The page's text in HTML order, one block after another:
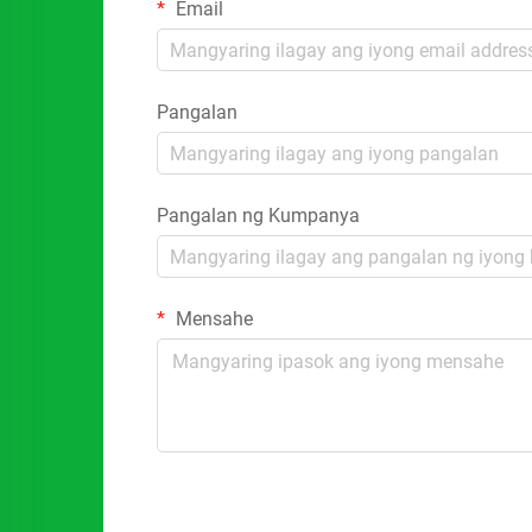
Email
Pangalan
Pangalan ng Kumpanya
Mensahe